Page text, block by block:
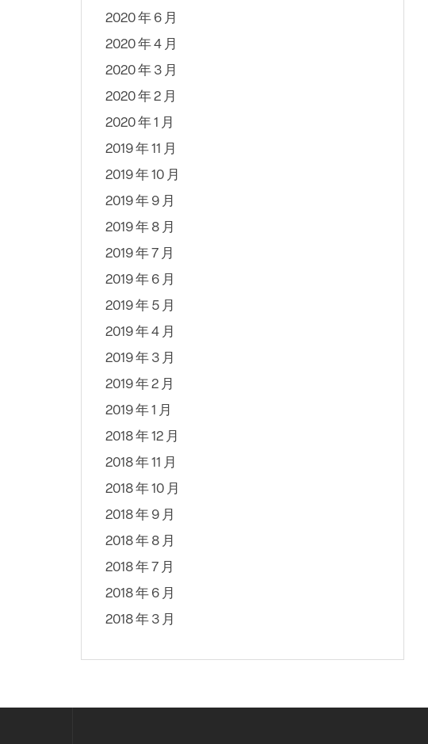
2020 年 6 月
2020 年 4 月
2020 年 3 月
2020 年 2 月
2020 年 1 月
2019 年 11 月
2019 年 10 月
2019 年 9 月
2019 年 8 月
2019 年 7 月
2019 年 6 月
2019 年 5 月
2019 年 4 月
2019 年 3 月
2019 年 2 月
2019 年 1 月
2018 年 12 月
2018 年 11 月
2018 年 10 月
2018 年 9 月
2018 年 8 月
2018 年 7 月
2018 年 6 月
2018 年 3 月